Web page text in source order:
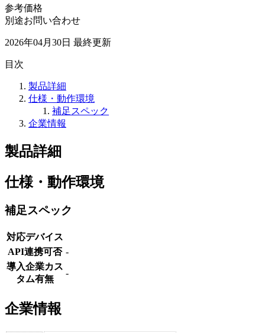
参考価格
別途お問い合わせ
2026年04月30日 最終更新
目次
製品詳細
仕様・動作環境
補足スペック
企業情報
製品詳細
仕様・動作環境
補足スペック
対応デバイス
API連携可否 -
導入企業カス
タム有無
-
企業情報